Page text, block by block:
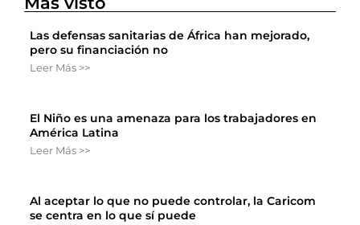
Las defensas sanitarias de África han mejorado,
pero su financiación no
Leer Más >>
El Niño es una amenaza para los trabajadores en
América Latina
Leer Más >>
Al aceptar lo que no puede controlar, la Caricom
se centra en lo que sí puede